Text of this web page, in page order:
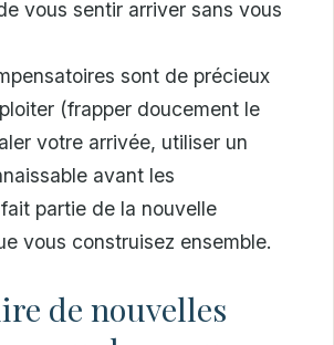
vous sentir arriver sans vous
sont de précieux
(frapper doucement le
votre arrivée, utiliser un
avant les
partie de la nouvelle
vous construisez ensemble.
de nouvelles